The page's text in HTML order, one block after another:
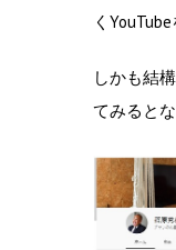
く
しかも結
てみると